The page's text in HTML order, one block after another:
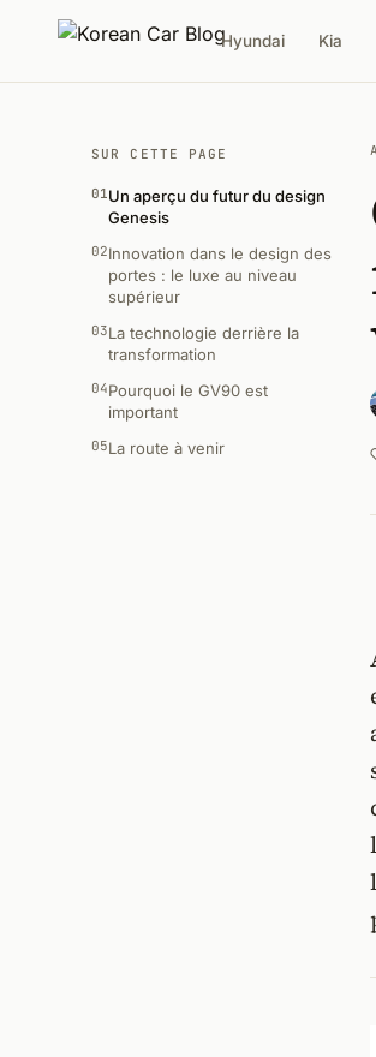
Hyundai Kia
SUR CETTE PAGE
01Un aperçu du futur du design
Genesis
02Innovation dans le design des
portes : le luxe au niveau
supérieur
03La technologie derrière la
transformation
04Pourquoi le GV90 est
important
05La route à venir